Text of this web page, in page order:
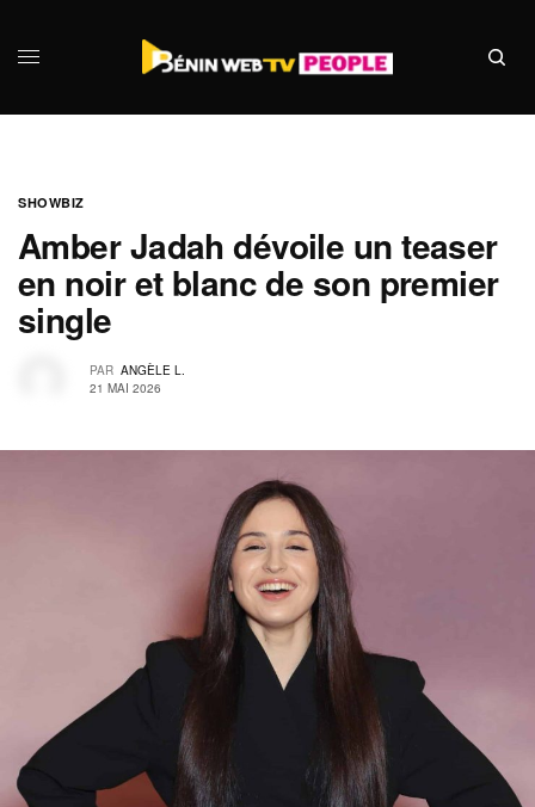
SHOWBIZ
Amber Jadah dévoile un teaser
en noir et blanc de son premier
single
PAR ANGÈLE L.
21 MAI 2026